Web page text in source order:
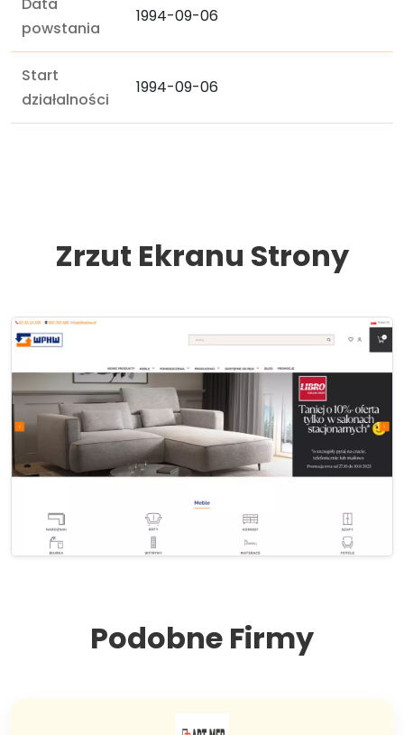
powstania
1994-09-06
Start
działalności
1994-09-06
Zrzut Ekranu Strony
Podobne Firmy